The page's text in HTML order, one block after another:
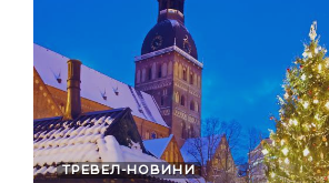
ТРЕВЕЛ-НОВИНИ